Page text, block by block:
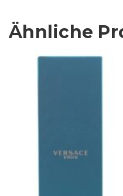
Ähnliche